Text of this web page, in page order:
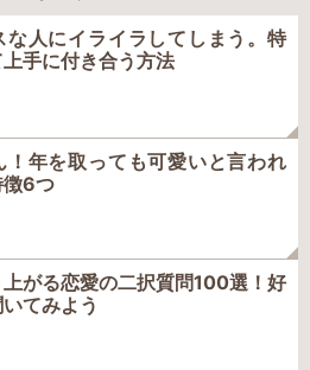
な人にイライラしてしまう。特
手に付き合う方法
！年を取っても可愛いと言われ
徴6つ
がる恋愛の二択質問100選！好
てみよう